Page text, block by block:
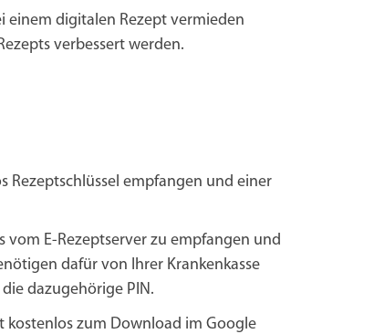
einem digitalen Rezept vermieden
verbessert werden.
Rezeptschlüssel empfangen und einer
vom E-Rezeptserver zu empfangen und
dafür von Ihrer Krankenkasse
dazugehörige PIN.
kostenlos zum Download im Google